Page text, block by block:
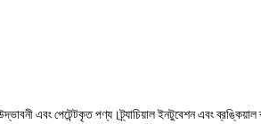
এবং পেটেন্টকৃত পণ্য।ট্র্যাচিয়াল ইনটুবেশন এবং